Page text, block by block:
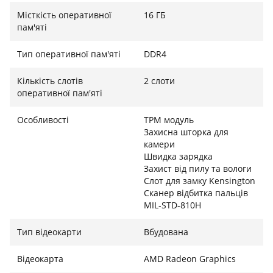
тексту. За безпеку ваших даних відповідають сканер
відбитка пальця, вбудований у кнопку живлення,
дискретний модуль шифрування TPM 2.0 та
IPS-екран з роздільною здатністю Full HD забезпечує
чітке та деталізоване зображення, а широкий набір
периферію.
Місткість оперативної
пам'яті
16 ГБ
Тип оперативної пам'яті DDR4
Кількість слотів
оперативної пам'яті
2 слоти
Особливості
TPM модуль
Захисна шторка для
камери
Швидка зарядка
Захист від пилу та вологи
Слот для замку Kensington
Сканер відбитка пальців
MIL-STD-810H
Тип відеокарти Вбудована
Відеокарта AMD Radeon Graphics